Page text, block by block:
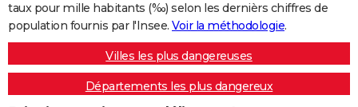
taux pour mille habitants (‰) selon les dernièrs chiffres de
population fournis par l'Insee. Voir la méthodologie.
Villes les plus dangereuses
Départements les plus dangereux